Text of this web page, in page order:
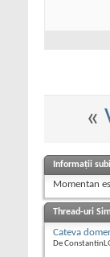
«
Informații
Momentan
Thread-uri
Cateva
De